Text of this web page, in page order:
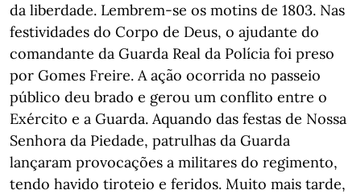
da liberdade. Lembrem-se os motins de 1803. Nas
festividades do Corpo de Deus, o ajudante do
comandante da Guarda Real da Polícia foi preso
por Gomes Freire. A ação ocorrida no passeio
público deu brado e gerou um conflito entre o
Exército e a Guarda. Aquando das festas de Nossa
Senhora da Piedade, patrulhas da Guarda
lançaram provocações a militares do regimento,
tendo havido tiroteio e feridos. Muito mais tarde,